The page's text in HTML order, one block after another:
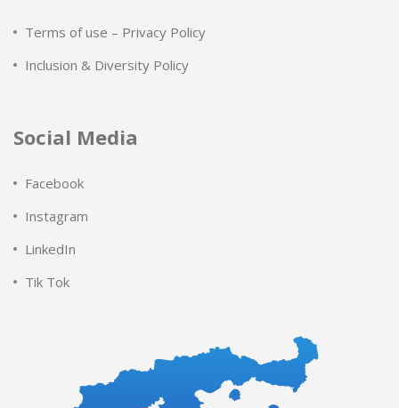
Terms of use – Privacy Policy
Inclusion & Diversity Policy
Social Media
Facebook
Instagram
LinkedIn
Tik Tok